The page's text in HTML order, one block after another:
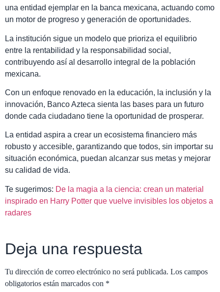
una entidad ejemplar en la banca mexicana, actuando como
un motor de progreso y generación de oportunidades.
La institución sigue un modelo que prioriza el equilibrio
entre la rentabilidad y la responsabilidad social,
contribuyendo así al desarrollo integral de la población
mexicana.
Con un enfoque renovado en la educación, la inclusión y la
innovación, Banco Azteca sienta las bases para un futuro
donde cada ciudadano tiene la oportunidad de prosperar.
La entidad aspira a crear un ecosistema financiero más
robusto y accesible, garantizando que todos, sin importar su
situación económica, puedan alcanzar sus metas y mejorar
su calidad de vida.
Te sugerimos: De la magia a la ciencia: crean un material
inspirado en Harry Potter que vuelve invisibles los objetos a
radares
Deja una respuesta
Tu dirección de correo electrónico no será publicada. Los campos
obligatorios están marcados con *